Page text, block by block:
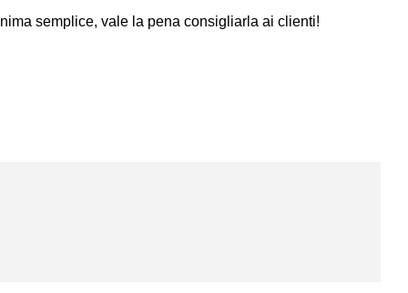
semplice, vale la pena consigliarla ai clienti!